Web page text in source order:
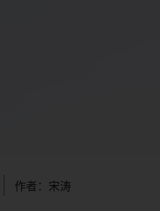
作者：宋涛